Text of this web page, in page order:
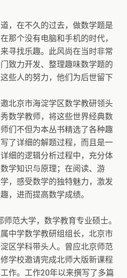
，在不久的过去，做数学题是
那个没有电脑和手机的时代，
寻找乐趣。此风尚在当时非常
致力开发、整理趣味数学题的
些人的努力，他们为后世留下
北京市海淀学区数学教研领头
数学教师，将这些世界经典数
们不但为本丛书精选了各种趣
了详细的解题过程，而且是一
细的逻辑分析过程中，充分体
学知识与原理；在阅读、游
，感受数学的独特魅力，激发
，进而提高数学成绩。
范大学，数学教育专业硕士。
中学数学教研组组长，北京市
区学科带头人。曾应北京师范
学校邀请完成北师大版新课程
作。工作20年以来撰写了多篇